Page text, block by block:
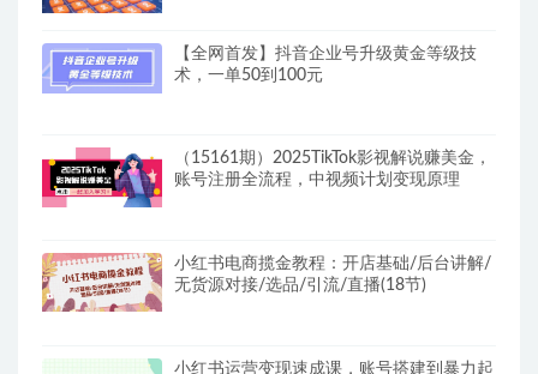
【全网首发】抖音企业号升级黄金等级技
术，一单50到100元
（15161期）2025TikTok影视解说赚美金，
账号注册全流程，中视频计划变现原理
小红书电商揽金教程：开店基础/后台讲解/
无货源对接/选品/引流/直播(18节)
小红书运营变现速成课，账号搭建到暴力起